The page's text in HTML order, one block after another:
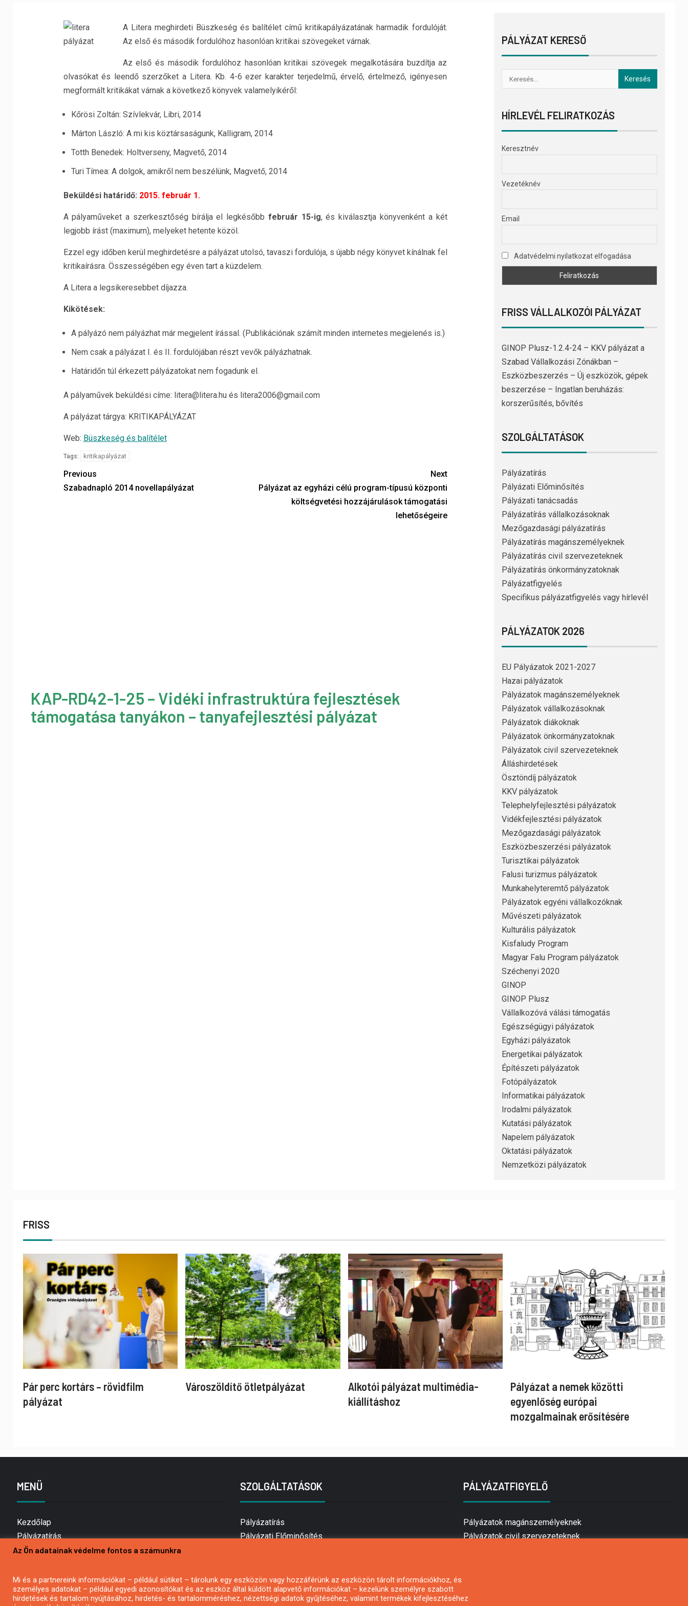
A Litera meghirdeti Büszkeség és balítélet című kritikapályázatának harmadik fordulóját.
Az első és második fordulóhoz hasonlóan kritikai szövegeket várnak.
Az első és második fordulóhoz hasonlóan kritikai szövegek megalkotására buzdítja az
olvasókat és leendő szerzőket a Litera. Kb. 4-6 ezer karakter terjedelmű, érvelő, értelmező, igényesen
megformált kritikákat várnak a következő könyvek valamelyikéről:
Kőrösi Zoltán: Szívlekvár, Libri, 2014
Márton László: A mi kis köztársaságunk, Kalligram, 2014
Totth Benedek: Holtverseny, Magvető, 2014
Turi Tímea: A dolgok, amikről nem beszélünk, Magvető, 2014
Beküldési határidő: 2015. február 1.
A pályaműveket a szerkesztőség bírálja el legkésőbb február 15-ig, és kiválasztja könyvenként a két
legjobb írást (maximum), melyeket hetente közöl.
Ezzel egy időben kerül meghirdetésre a pályázat utolsó, tavaszi fordulója, s újabb négy könyvet kínálnak fel
kritikaírásra. Összességében egy éven tart a küzdelem.
A Litera a legsikeresebbet díjazza.
Kikötések:
A pályázó nem pályázhat már megjelent írással. (Publikációnak számít minden internetes megjelenés is.)
Nem csak a pályázat I. és II. fordulójában részt vevők pályázhatnak.
Határidőn túl érkezett pályázatokat nem fogadunk el.
A pályaművek beküldési címe: litera@litera.hu és litera2006@gmail.com
A pályázat tárgya: KRITIKAPÁLYÁZAT
Web: Büszkeség és balítélet
Tags: kritikapályázat
Previous
Szabadnapló 2014 novellapályázat
Next
Pályázat az egyházi célú program-típusú központi
költségvetési hozzájárulások támogatási
lehetőségeire
KAP-RD42-1-25 – Vidéki infrastruktúra fejlesztések
támogatása tanyákon – tanyafejlesztési pályázat
PÁLYÁZAT KERESŐ
HÍRLEVÉL FELIRATKOZÁS
Keresztnév
Vezetéknév
Email
Adatvédelmi nyilatkozat elfogadása
FRISS VÁLLALKOZÓI PÁLYÁZAT
GINOP Plusz-1.2.4-24 – KKV pályázat a
Szabad Vállalkozási Zónákban –
Eszközbeszerzés – Új eszközök, gépek
beszerzése – Ingatlan beruházás:
korszerűsítés, bővítés
SZOLGÁLTATÁSOK
Pályázatírás
Pályázati Előminősítés
Pályázati tanácsadás
Pályázatírás vállalkozásoknak
Mezőgazdasági pályázatírás
Pályázatírás magánszemélyeknek
Pályázatírás civil szervezeteknek
Pályázatírás önkormányzatoknak
Pályázatfigyelés
Specifikus pályázatfigyelés vagy hírlevél
PÁLYÁZATOK 2026
EU Pályázatok 2021-2027
Hazai pályázatok
Pályázatok magánszemélyeknek
Pályázatok vállalkozásoknak
Pályázatok diákoknak
Pályázatok önkormányzatoknak
Pályázatok civil szervezeteknek
Álláshirdetések
Ösztöndíj pályázatok
KKV pályázatok
Telephelyfejlesztési pályázatok
Vidékfejlesztési pályázatok
Mezőgazdasági pályázatok
Eszközbeszerzési pályázatok
Turisztikai pályázatok
Falusi turizmus pályázatok
Munkahelyteremtő pályázatok
Pályázatok egyéni vállalkozóknak
Művészeti pályázatok
Kulturális pályázatok
Kisfaludy Program
Magyar Falu Program pályázatok
Széchenyi 2020
GINOP
GINOP Plusz
Vállalkozóvá válási támogatás
Egészségügyi pályázatok
Egyházi pályázatok
Energetikai pályázatok
Építészeti pályázatok
Fotópályázatok
Informatikai pályázatok
Irodalmi pályázatok
Kutatási pályázatok
Napelem pályázatok
Oktatási pályázatok
Nemzetközi pályázatok
FRISS
Pár perc kortárs – rövidfilm
pályázat
Városzöldítő ötletpályázat
Alkotói pályázat multimédia-
kiállításhoz
Pályázat a nemek közötti
egyenlőség európai
mozgalmainak erősítésére
MENÜ
Kezdőlap
Pályázatírás
Bemutatkozás
Hírlevél feliratkozás
Impresszum
SZOLGÁLTATÁSOK
Pályázatírás
Pályázati Előminősítés
Mezőgazdasági pályázatírás
Pályázatírás magánszemélyeknek
PÁLYÁZATFIGYELŐ
Pályázatok magánszemélyeknek
Pályázatok civil szervezeteknek
Az Ön adatainak védelme fontos a számunkra
Mi és a partnereink információkat – például sütiket – tárolunk egy eszközön vagy hozzáférünk az eszközön tárolt információkhoz, és
személyes adatokat – például egyedi azonosítókat és az eszköz által küldött alapvető információkat – kezelünk személyre szabott
hirdetések és tartalom nyújtásához, hirdetés- és tartalomméréshez, nézettségi adatok gyűjtéséhez, valamint termékek kifejlesztéséhez